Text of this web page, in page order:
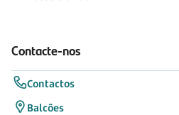
Contacte-nos
Contactos
Balcões